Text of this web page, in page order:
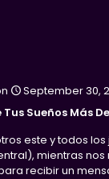
September 30,
Tus Sueños Más
este y todos los
mientras nos
recibir un